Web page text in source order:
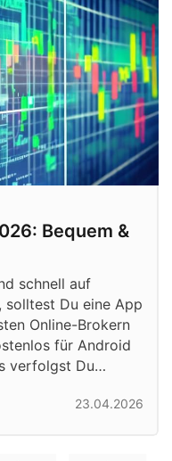
Bequem &
schnell auf
solltest Du eine App
Online-Brokern
für Android
verfolgst Du…
23.04.2026